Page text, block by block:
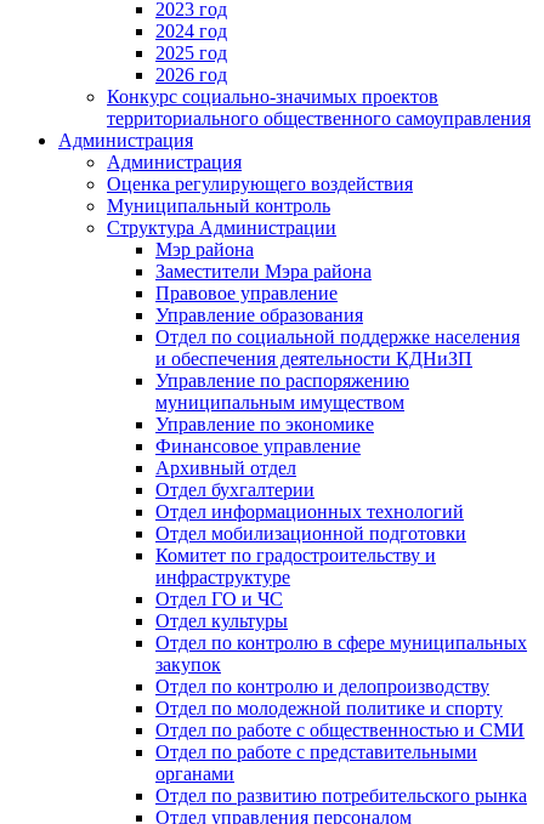
2023 год
2024 год
2025 год
2026 год
Конкурс социально-значимых проектов
территориального общественного самоуправления
Администрация
Администрация
Оценка регулирующего воздействия
Муниципальный контроль
Структура Администрации
Мэр района
Заместители Мэра района
Правовое управление
Управление образования
Отдел по социальной поддержке населения
и обеспечения деятельности КДНиЗП
Управление по распоряжению
муниципальным имуществом
Управление по экономике
Финансовое управление
Архивный отдел
Отдел бухгалтерии
Отдел информационных технологий
Отдел мобилизационной подготовки
Комитет по градостроительству и
инфраструктуре
Отдел ГО и ЧС
Отдел культуры
Отдел по контролю в сфере муниципальных
закупок
Отдел по контролю и делопроизводству
Отдел по молодежной политике и спорту
Отдел по работе с общественностью и СМИ
Отдел по работе с представительными
органами
Отдел по развитию потребительского рынка
Отдел управления персоналом